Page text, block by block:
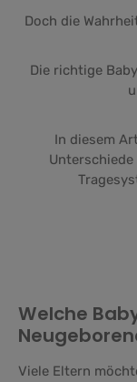
Doch die
Die richtige
In diesem
Welche
Viele Eltern